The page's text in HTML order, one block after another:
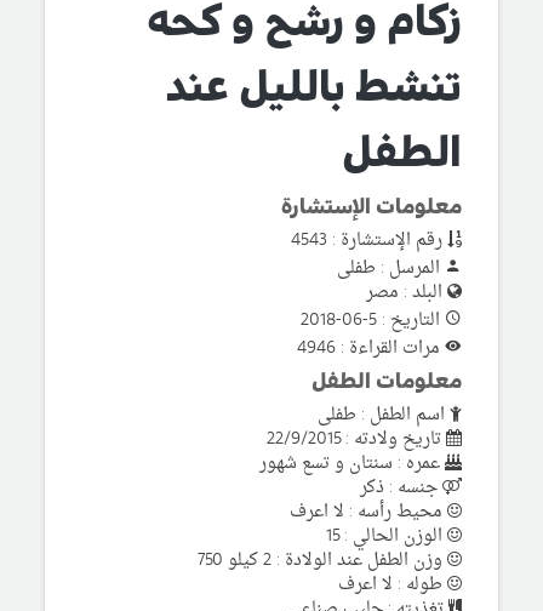
زكام و رشح و كحه
تنشط بالليل عند
الطفل
معلومات الإستشارة
رقم الإستشارة : 4543
المرسل : طفلى
البلد : مصر
التاريخ : 5-06-2018
مرات القراءة : 4946
معلومات الطفل
اسم الطفل : طفلى
تاريخ ولادته : 22/9/2015
عمره : سنتان و تسع شهور
جنسه : ذكر
محيط رأسه : لا اعرف
الوزن الحالي : 15
وزن الطفل عند الولادة : 2 كيلو 750
طوله : لا اعرف